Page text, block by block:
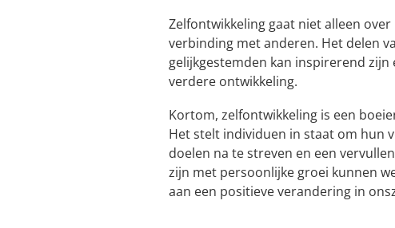
Zelfontwikkeling gaat niet alleen
verbinding met anderen. Het delen
gelijkgestemden kan inspirerend
verdere ontwikkeling.
Kortom, zelfontwikkeling is een
Het stelt individuen in staat om hun
doelen na te streven en een
zijn met persoonlijke groei kunnen
aan een positieve verandering in